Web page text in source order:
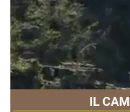
IL